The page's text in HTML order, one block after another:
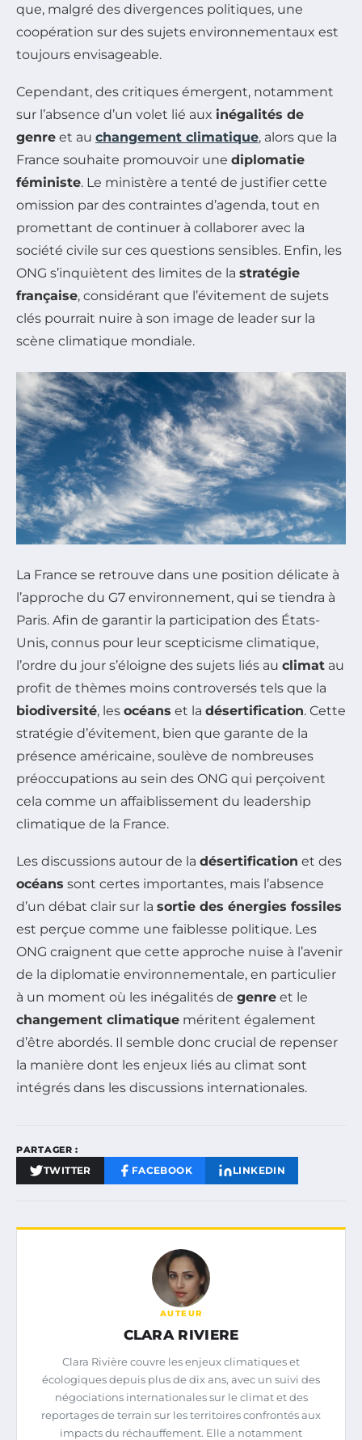
que, malgré des divergences politiques, une
coopération sur des sujets environnementaux est
toujours envisageable.
Cependant, des critiques émergent, notamment
sur l’absence d’un volet lié aux inégalités de
genre et au changement climatique, alors que la
France souhaite promouvoir une diplomatie
féministe. Le ministère a tenté de justifier cette
omission par des contraintes d’agenda, tout en
promettant de continuer à collaborer avec la
société civile sur ces questions sensibles. Enfin, les
ONG s’inquiètent des limites de la stratégie
française, considérant que l’évitement de sujets
clés pourrait nuire à son image de leader sur la
scène climatique mondiale.
La France se retrouve dans une position délicate à
l’approche du G7 environnement, qui se tiendra à
Paris. Afin de garantir la participation des États-
Unis, connus pour leur scepticisme climatique,
l’ordre du jour s’éloigne des sujets liés au climat au
profit de thèmes moins controversés tels que la
biodiversité, les océans et la désertification. Cette
stratégie d’évitement, bien que garante de la
présence américaine, soulève de nombreuses
préoccupations au sein des ONG qui perçoivent
cela comme un affaiblissement du leadership
climatique de la France.
Les discussions autour de la désertification et des
océans sont certes importantes, mais l’absence
d’un débat clair sur la sortie des énergies fossiles
est perçue comme une faiblesse politique. Les
ONG craignent que cette approche nuise à l’avenir
de la diplomatie environnementale, en particulier
à un moment où les inégalités de genre et le
changement climatique méritent également
d’être abordés. Il semble donc crucial de repenser
la manière dont les enjeux liés au climat sont
intégrés dans les discussions internationales.
PARTAGER :
TWITTER FACEBOOK LINKEDIN
AUTEUR
CLARA RIVIERE
Clara Rivière couvre les enjeux climatiques et
écologiques depuis plus de dix ans, avec un suivi des
négociations internationales sur le climat et des
reportages de terrain sur les territoires confrontés aux
impacts du réchauffement. Elle a notamment